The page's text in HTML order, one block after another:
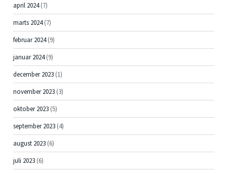
april 2024(7)
marts 2024(7)
februar 2024(9)
januar 2024(9)
december 2023 (1)
november 2023 (3)
oktober 2023 (5)
september 2023 (4)
august 2023 (6)
juli 2023 (6)